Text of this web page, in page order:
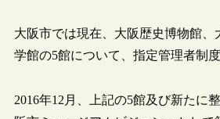
大阪市では現在、大阪歴史博物館
学館の5館について、指定管理者制
2016年12月、上記の5館及び新たに